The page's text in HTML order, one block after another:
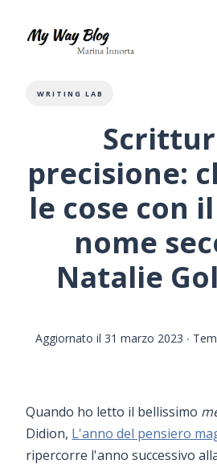
WRITING LAB
precisione:
le cose con
nome
Natalie
Aggiornato il 31 marzo 2023 ∙
Quando ho letto il bellissimo
Didion, L'anno del pensiero
ripercorre l'anno successivo